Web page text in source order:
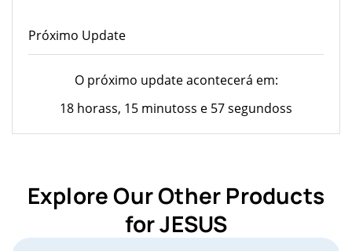
Próximo Update
O próximo update acontecerá em:
18 horass, 15 minutoss e 57 segundoss
Explore Our Other Products
for JESUS